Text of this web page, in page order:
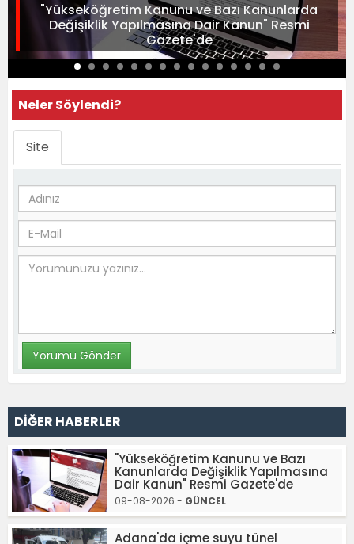
"Yükseköğretim Kanunu ve Bazı Kanunlarda
Değişiklik Yapılmasına Dair Kanun" Resmi
Gazete'de
Neler Söylendi?
Site
DİĞER HABERLER
"Yükseköğretim Kanunu ve Bazı
Kanunlarda Değişiklik Yapılmasına
Dair Kanun" Resmi Gazete'de
09-08-2026 - GÜNCEL
Adana'da içme suyu tünel